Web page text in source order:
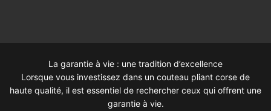
La garantie à vie : une tradition d’excellence
Lorsque vous investissez dans un couteau pliant corse de
haute qualité, il est essentiel de rechercher ceux qui offrent une
garantie à vie.